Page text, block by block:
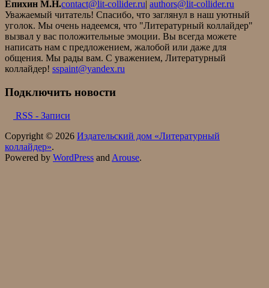
Епихин М.Н.contact@lit-collider.ru| authors@lit-collider.ru
Уважаемый читатель! Спасибо, что заглянул в наш уютный
уголок. Мы очень надеемся, что "Литературный коллайдер"
вызвал у вас положительные эмоции. Вы всегда можете
написать нам с предложением, жалобой или даже для
общения. Мы рады вам. С уважением, Литературный
коллайдер! sspaint@yandex.ru
Подключить новости
RSS - Записи
Copyright © 2026 Издательский дом «Литературный
коллайдер».
Powered by WordPress and Arouse.